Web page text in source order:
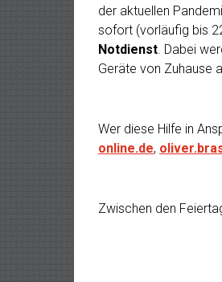
der aktuellen
sofort (vorläufig bis
Notdienst. Dabei
Geräte von Zuhause
Wer diese Hilfe in
online.de,
Zwischen den